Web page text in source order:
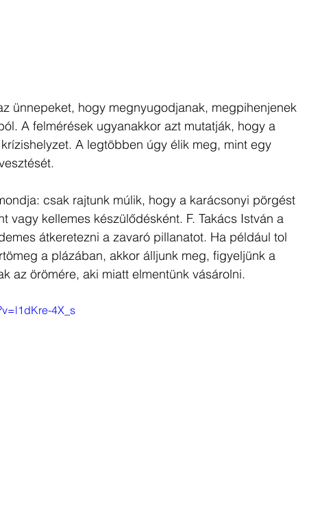
ünnepeket, hogy megnyugodjanak, megpihenjenek
A felmérések ugyanakkor azt mutatják, hogy a
A legtöbben úgy élik meg, mint egy
csak rajtunk múlik, hogy a karácsonyi pörgést
vagy kellemes készülődésként. F. Takács István a
átkeretezni a zavaró pillanatot. Ha például tol
a plázában, akkor álljunk meg, figyeljünk a
az örömére, aki miatt elmentünk vásárolni.
4X_s